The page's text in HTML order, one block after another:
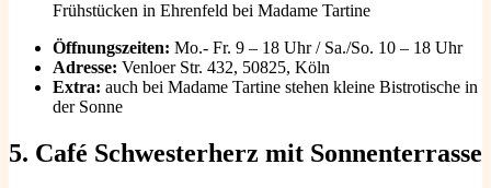
Frühstücken in Ehrenfeld bei Madame Tartine
Öffnungszeiten: Mo.- Fr. 9 – 18 Uhr / Sa./So. 10 – 18 Uhr
Adresse: Venloer Str. 432, 50825, Köln
Extra: auch bei Madame Tartine stehen kleine Bistrotische in
der Sonne
5. Café Schwesterherz mit Sonnenterrasse